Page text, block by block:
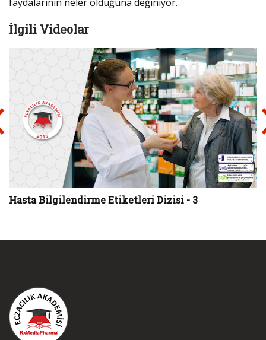
İlgili Videolar
Hasta Bilgilendirme Etiketleri Dizisi - 3